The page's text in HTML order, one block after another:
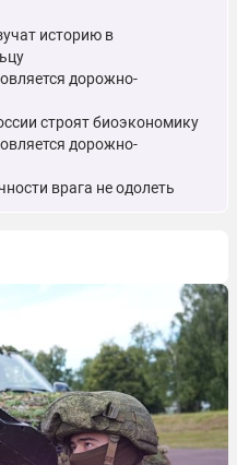
историю в
дорожно-
строят биоэкономику
дорожно-
врага не одолеть